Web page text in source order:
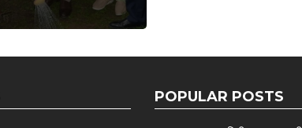
POPULAR POSTS